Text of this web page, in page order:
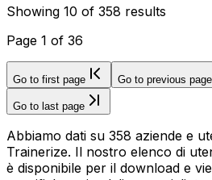
Showing 10 of 358 results
Page 1 of 36
Go to first page Go to previous page
Go to last page
Abbiamo dati su 358 aziende e
Trainerize. Il nostro elenco di
è disponibile per il download e